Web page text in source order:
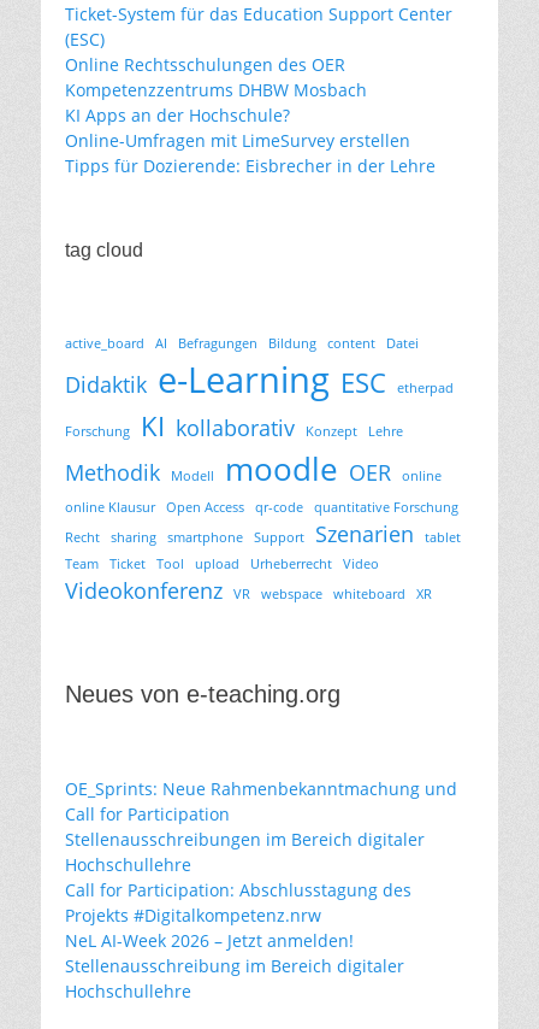
Ticket-System für das Education Support Center
(ESC)
Online Rechtsschulungen des OER
Kompetenzzentrums DHBW Mosbach
KI Apps an der Hochschule?
Online-Umfragen mit LimeSurvey erstellen
Tipps für Dozierende: Eisbrecher in der Lehre
tag cloud
active_board AI Befragungen Bildung content Datei
Didaktik e-Learning ESC etherpad
Forschung KI kollaborativ Konzept Lehre
Methodik Modell moodle OER
online
online Klausur
Open Access qr-code
quantitative Forschung
Recht
sharing smartphone Support Szenarien
tablet
Team
Ticket Tool upload Urheberrecht Video
Videokonferenz VR webspace whiteboard XR
Neues von e-teaching.org
OE_Sprints: Neue Rahmenbekanntmachung und
Call for Participation
Stellenausschreibungen im Bereich digitaler
Hochschullehre
Call for Participation: Abschlusstagung des
Projekts #Digitalkompetenz.nrw
NeL AI-Week 2026 – Jetzt anmelden!
Stellenausschreibung im Bereich digitaler
Hochschullehre